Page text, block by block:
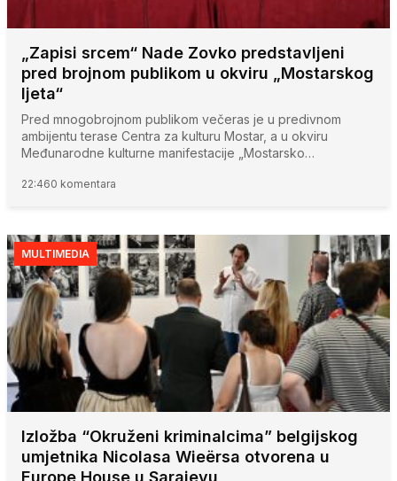
„Zapisi srcem“ Nade Zovko predstavljeni
pred brojnom publikom u okviru „Mostarskog
ljeta“
Pred mnogobrojnom publikom večeras je u predivnom
ambijentu terase Centra za kulturu Mostar, a u okviru
Međunarodne kulturne manifestacije „Mostarsko…
22:460 komentara
MULTIMEDIA
Izložba “Okruženi kriminalcima” belgijskog
umjetnika Nicolasa Wieërsa otvorena u
Europe House u Sarajevu